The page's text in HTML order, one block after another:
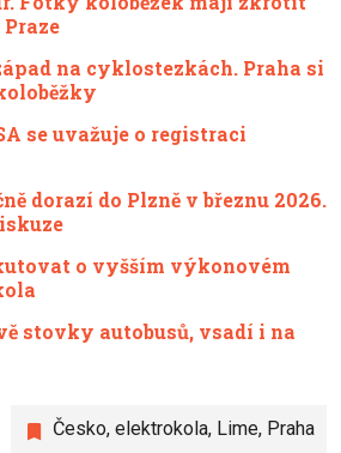
Česko, elektrokola, Lime, Praha
na cyklostezkách. Praha si
se uvažuje o registraci
dorazí do Plzně v březnu 2026.
o vyšším výkonovém
stovky autobusů, vsadí i na